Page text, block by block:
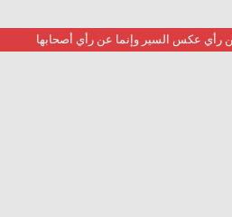
عن رأي عكس السير وإنما عن رأي أصحابها